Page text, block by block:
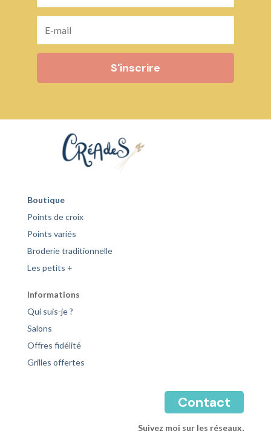
S'inscrire
Boutique
Points de croix
Points variés
Broderie traditionnelle
Les petits +
Informations
Qui suis-je ?
Salons
Offres fidélité
Grilles offertes
Contact
Suivez moi sur les réseaux,